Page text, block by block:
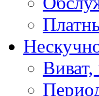
Виват,